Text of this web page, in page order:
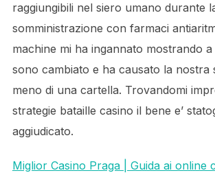
raggiungibili nel siero umano durante
somministrazione con farmaci
machine mi ha ingannato mostrando
sono cambiato e ha causato la nostra
meno di una cartella. Trovandomi
strategie bataille casino il bene e’
aggiudicato.
Miglior Casino Praga | Guida ai online